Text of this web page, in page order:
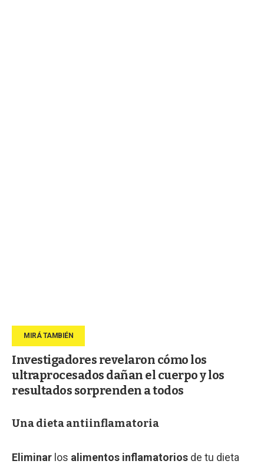
Investigadores revelaron cómo los
ultraprocesados dañan el cuerpo y los
resultados sorprenden a todos
Una dieta antiinflamatoria
Eliminar los alimentos inflamatorios de tu dieta